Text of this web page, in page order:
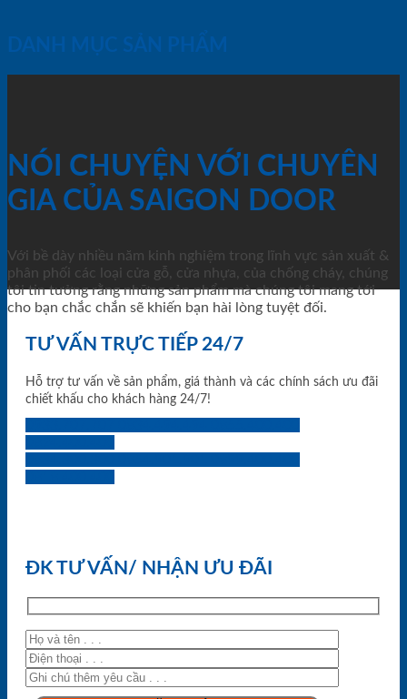
DANH MỤC SẢN PHẨM
NÓI CHUYỆN VỚI CHUYÊN
GIA CỦA SAIGON DOOR
Với bề dày nhiều năm kinh nghiệm trong lĩnh vực sản xuất &
phân phối các loại cửa gỗ, cửa nhựa, của chống cháy, chúng
tôi tin tưởng rằng những sản phẩm mà chúng tôi mang tới
cho bạn chắc chắn sẽ khiến bạn hài lòng tuyệt đối.
TƯ VẤN TRỰC TIẾP 24/7
Hỗ trợ tư vấn về sản phẩm, giá thành và các chính sách ưu đãi
chiết khấu cho khách hàng 24/7!
ĐK TƯ VẤN/ NHẬN ƯU ĐÃI